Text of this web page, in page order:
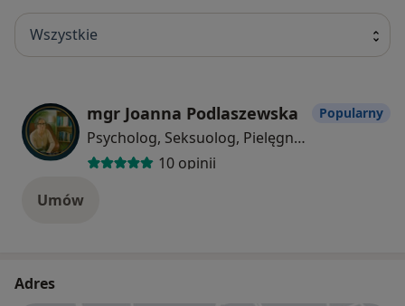
Wszystkie
mgr Joanna Podlaszewska
Psycholog, Seksuolog, Pielęgniarka/pielęgniarz
10 opinii
Popularny
Umów
Adres